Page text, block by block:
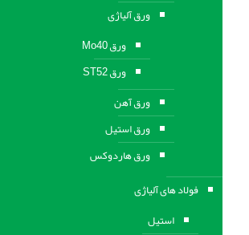
ورق آلیاژی
ورق Mo40
ورق ST52
ورق آهن
ورق استيل
ورق هاردوکس
فولاد های آلیاژی
استیل